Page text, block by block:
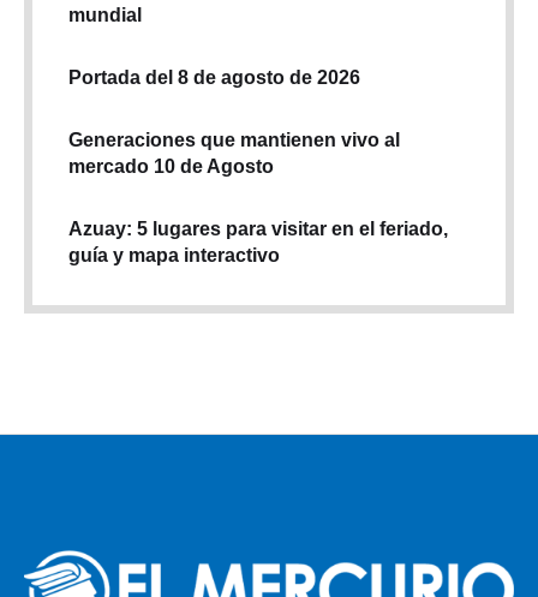
mundial
Portada del 8 de agosto de 2026
Generaciones que mantienen vivo al
mercado 10 de Agosto
Azuay: 5 lugares para visitar en el feriado,
guía y mapa interactivo